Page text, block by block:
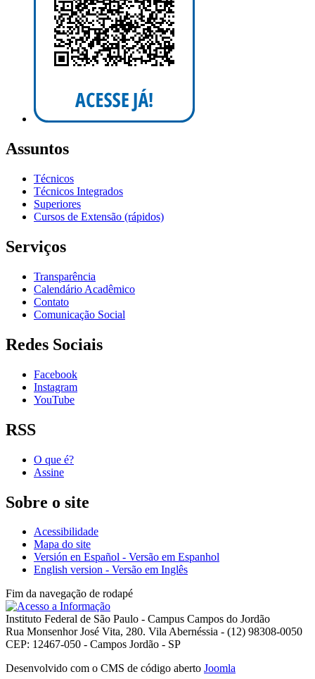
Assuntos
Técnicos
Técnicos Integrados
Superiores
Cursos de Extensão (rápidos)
Serviços
Transparência
Calendário Acadêmico
Contato
Comunicação Social
Redes Sociais
Facebook
Instagram
YouTube
RSS
O que é?
Assine
Sobre o site
Acessibilidade
Mapa do site
Versión en Español - Versão em Espanhol
English version - Versão em Inglês
Fim da navegação de rodapé
Instituto Federal de São Paulo - Campus Campos do Jordão
Rua Monsenhor José Vita, 280. Vila Abernéssia - (12) 98308-0050
CEP: 12467-050 - Campos Jordão - SP
Desenvolvido com o CMS de código aberto Joomla